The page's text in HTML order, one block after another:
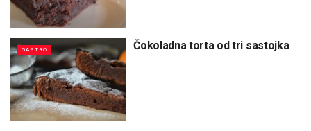
GASTRO Čokoladna torta od tri sastojka